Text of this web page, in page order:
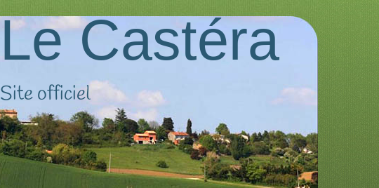
Le Castéra
Site officiel